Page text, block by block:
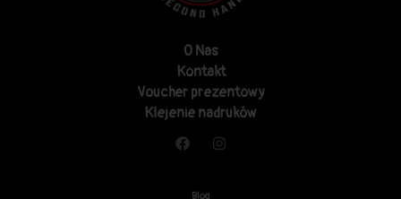
O Nas
Kontakt
Voucher prezentowy
Klejenie nadruków
Blog